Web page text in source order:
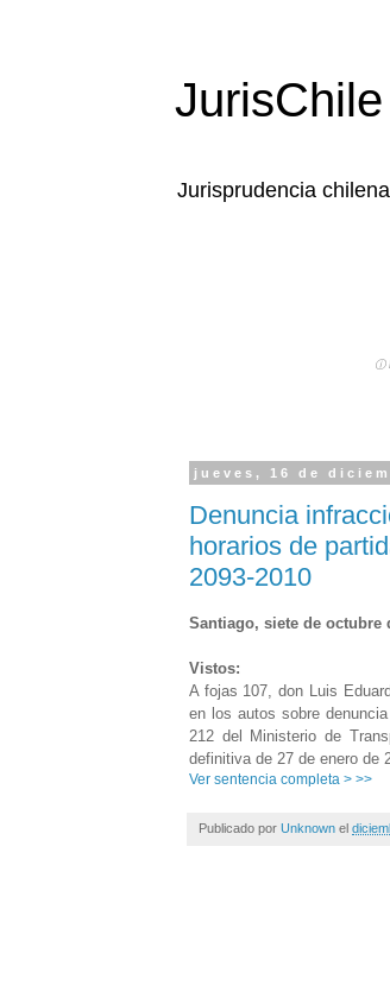
Jurisprudencia
ⓘ
jueves, 16 de
Denuncia
horarios de
2093-2010
Santiago, siete de octubre
Vistos:
A fojas 107, don Luis
en los autos sobre
212 del Ministerio de
definitiva de 27 de enero de
Ver sentencia completa > >>
Publicado por Unknown el